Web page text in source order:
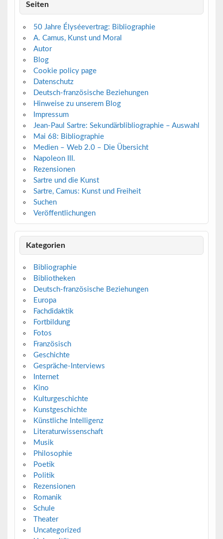
Seiten
50 Jahre Élyséevertrag: Bibliographie
A. Camus, Kunst und Moral
Autor
Blog
Cookie policy page
Datenschutz
Deutsch-französische Beziehungen
Hinweise zu unserem Blog
Impressum
Jean-Paul Sartre: Sekundärblibliographie – Auswahl
Mai 68: Bibliographie
Medien – Web 2.0 – Die Übersicht
Napoleon III.
Rezensionen
Sartre und die Kunst
Sartre, Camus: Kunst und Freiheit
Suchen
Veröffentlichungen
Kategorien
Bibliographie
Bibliotheken
Deutsch-französische Beziehungen
Europa
Fachdidaktik
Fortbildung
Fotos
Französisch
Geschichte
Gespräche-Interviews
Internet
Kino
Kulturgeschichte
Kunstgeschichte
Künstliche Intelligenz
Literaturwissenschaft
Musik
Philosophie
Poetik
Politik
Rezensionen
Romanik
Schule
Theater
Uncategorized